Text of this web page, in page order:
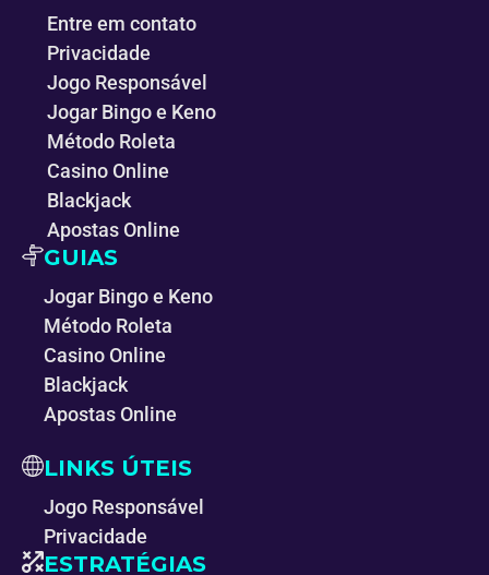
Entre em contato
Privacidade
Jogo Responsável
Jogar Bingo e Keno
Método Roleta
Casino Online
Blackjack
Apostas Online
GUIAS
Jogar Bingo e Keno
Método Roleta
Casino Online
Blackjack
Apostas Online
LINKS ÚTEIS
Jogo Responsável
Privacidade
ESTRATÉGIAS